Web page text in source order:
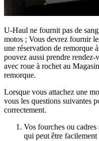
U-Haul ne fournit pas de
motos ; Vous devrez fournir
une réservation de remorque
pouvez aussi prendre rendez-
avec roue à rochet au
remorque.
Lorsque vous attachez une
vous les questions suivantes
correctement.
Vos fourches ou
qui peut être facilement